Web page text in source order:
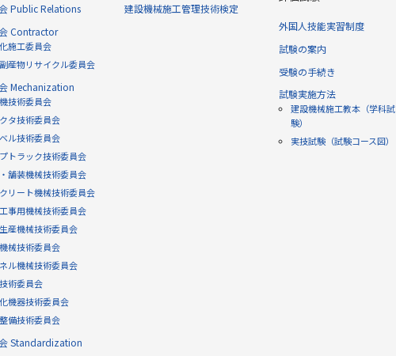
Public Relations
Contractor
施工委員会
産物リサイクル委員会
Mechanization
技術委員会
タ技術委員会
ル技術委員会
トラック技術委員会
舗装機械技術委員会
リート機械技術委員会
事用機械技術委員会
産機械技術委員会
械技術委員会
ル機械技術委員会
術委員会
機器技術委員会
備技術委員会
Standardization
建設機械施工管理技術検定
外国人技能実習制度
試験の案内
受験の手続き
試験実施方法
建設機械施工教本（学科試
験）
実技試験（試験コース図）